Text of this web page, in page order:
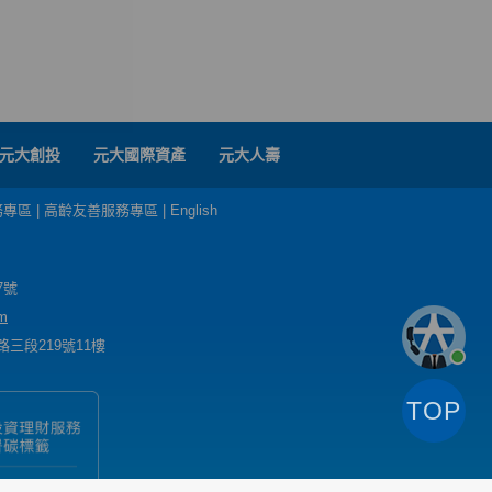
元大創投 元大國際資產 元大人壽
區 高齡友善服務專區 English
號
三段219號11樓
TOP